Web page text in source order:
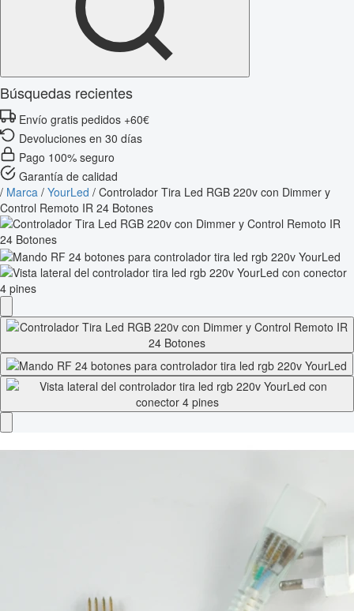
Búsquedas recientes
Envío gratis pedidos +60€
Devoluciones en 30 días
Pago 100% seguro
Garantía de calidad
/ Marca / YourLed / Controlador Tira Led RGB 220v con Dimmer y
Control Remoto IR 24 Botones